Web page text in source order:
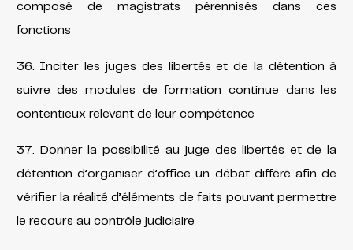
composé de magistrats pérennisés dans ces
fonctions
36. Inciter les juges des libertés et de la détention à
suivre des modules de formation continue dans les
contentieux relevant de leur compétence
37. Donner la possibilité au juge des libertés et de la
détention d’organiser d’office un débat différé afin de
vérifier la réalité d’éléments de faits pouvant permettre
le recours au contrôle judiciaire